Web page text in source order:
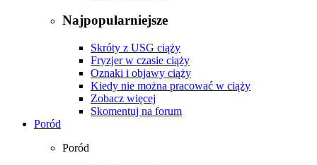
Najpopularniejsze
Skróty z USG ciąży
Fryzjer w czasie ciąży
Oznaki i objawy ciąży
Kiedy nie można pracować w ciąży
Zobacz więcej
Skomentuj na forum
Poród
Poród